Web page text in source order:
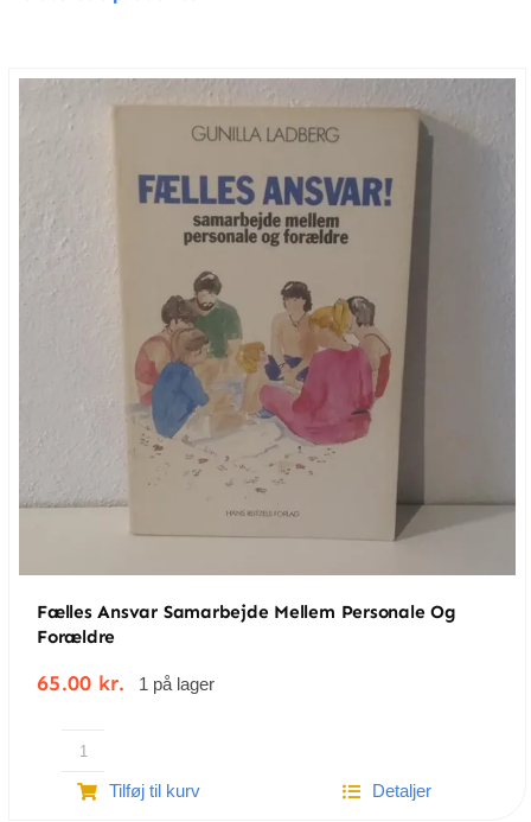
Frankrig i 1990.
spændingsdrama med den autistiske 20-
årige Brian i centrum for begivenhederne,
der tager fart efter fundet af en myrdet
ung pige i en park i det indre København…
I romanen
Når mor kommer
hjem…
fortæller Martha Christensen i sin
velkendte uprætentiøse stil, hvorledes
børn gøres fortræd, når de for tidligt får
et for stort ansvar – men også, hvordan
familier og især børn, kan tackle
konflikter, der ellers synes
uoverkommelige.
er filmatiseret af
Fælles Ansvar Samarbejde Mellem Personale Og
Forældre
65.00 kr. 1 på lager
ansvarTilføj til kurv Detaljer